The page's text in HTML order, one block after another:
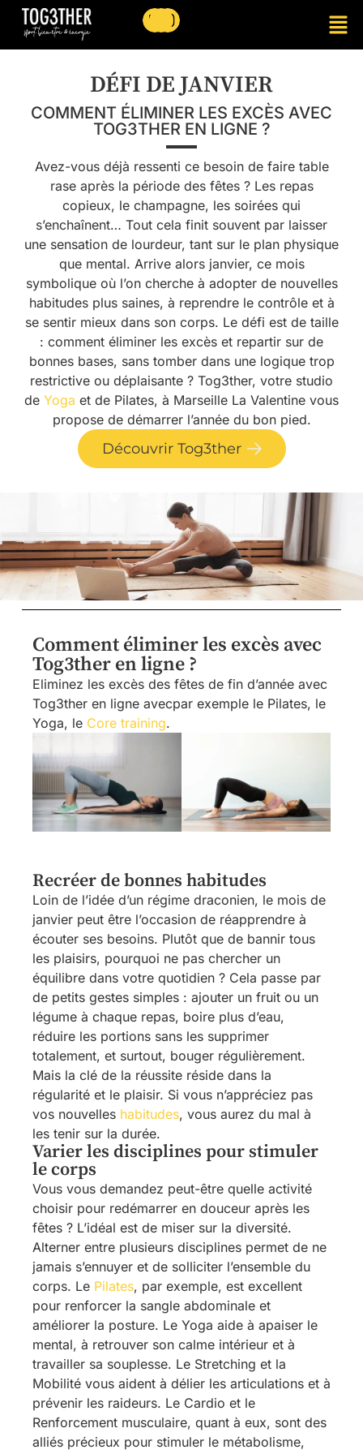
DÉFI DE JANVIER
COMMENT ÉLIMINER LES EXCÈS AVEC
TOG3THER EN LIGNE ?
Avez-vous déjà ressenti ce besoin de faire table
rase après la période des fêtes ? Les repas
copieux, le champagne, les soirées qui
s’enchaînent… Tout cela finit souvent par laisser
une sensation de lourdeur, tant sur le plan physique
que mental. Arrive alors janvier, ce mois
symbolique où l’on cherche à adopter de nouvelles
habitudes plus saines, à reprendre le contrôle et à
se sentir mieux dans son corps. Le défi est de taille
: comment éliminer les excès et repartir sur de
bonnes bases, sans tomber dans une logique trop
restrictive ou déplaisante ? Tog3ther, votre studio
de Yoga et de Pilates, à Marseille La Valentine vous
propose de démarrer l’année du bon pied.
Découvrir Tog3ther
Comment éliminer les excès avec
Tog3ther en ligne ?
Eliminez les excès des fêtes de fin d’année avec
Tog3ther en ligne avecpar exemple le Pilates, le
Yoga, le Core training.
Recréer de bonnes habitudes
Loin de l’idée d’un régime draconien, le mois de
janvier peut être l’occasion de réapprendre à
écouter ses besoins. Plutôt que de bannir tous
les plaisirs, pourquoi ne pas chercher un
équilibre dans votre quotidien ? Cela passe par
de petits gestes simples : ajouter un fruit ou un
légume à chaque repas, boire plus d’eau,
réduire les portions sans les supprimer
totalement, et surtout, bouger régulièrement.
Mais la clé de la réussite réside dans la
régularité et le plaisir. Si vous n’appréciez pas
vos nouvelles habitudes, vous aurez du mal à
les tenir sur la durée.
Varier les disciplines pour stimuler
le corps
Vous vous demandez peut-être quelle activité
choisir pour redémarrer en douceur après les
fêtes ? L’idéal est de miser sur la diversité.
Alterner entre plusieurs disciplines permet de ne
jamais s’ennuyer et de solliciter l’ensemble du
corps. Le Pilates, par exemple, est excellent
pour renforcer la sangle abdominale et
améliorer la posture. Le Yoga aide à apaiser le
mental, à retrouver son calme intérieur et à
travailler sa souplesse. Le Stretching et la
Mobilité vous aident à délier les articulations et à
prévenir les raideurs. Le Cardio et le
Renforcement musculaire, quant à eux, sont des
alliés précieux pour stimuler le métabolisme,